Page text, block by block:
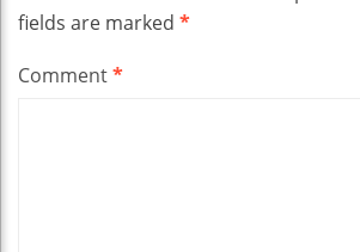
fields are marked *
Comment*